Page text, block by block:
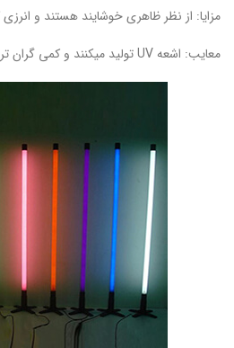
مزایا: از نظر ظاهری خوشایند هستند و
معایب: اشعه UV تولید میکنند و کمی گران تر هستند.